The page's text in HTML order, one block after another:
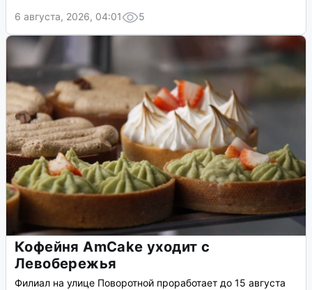
6 августа, 2026, 04:01
5
Кофейня AmCake уходит с
Левобережья
Филиал на улице Поворотной проработает до 15 августа